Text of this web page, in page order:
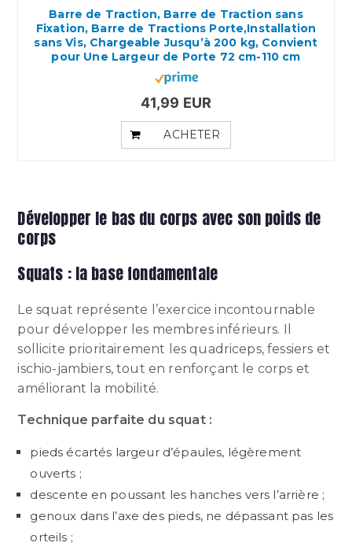
Barre de Traction, Barre de Traction sans
Fixation, Barre de Tractions Porte,Installation
sans Vis, Chargeable Jusqu’à 200 kg, Convient
pour Une Largeur de Porte 72 cm-110 cm
41,99 EUR
ACHETER
Développer le bas du corps avec son poids de
corps
Squats : la base fondamentale
Le squat représente l’exercice incontournable
pour développer les membres inférieurs. Il
sollicite prioritairement les quadriceps, fessiers et
ischio-jambiers, tout en renforçant le corps et
améliorant la mobilité.
Technique parfaite du squat :
pieds écartés largeur d’épaules, légèrement
ouverts ;
descente en poussant les hanches vers l’arrière ;
genoux dans l’axe des pieds, ne dépassant pas les
orteils ;